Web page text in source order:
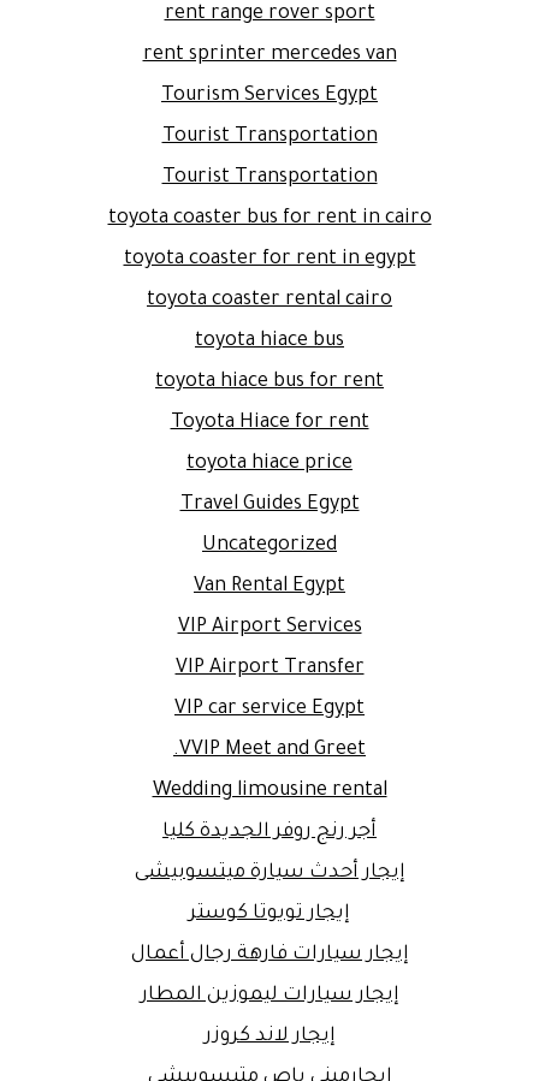
rent range rover sport
rent sprinter mercedes van
Tourism Services Egypt
Tourist Transportation
Tourist Transportation
toyota coaster bus for rent in cairo
toyota coaster for rent in egypt
toyota coaster rental cairo
toyota hiace bus
toyota hiace bus for rent
Toyota Hiace for rent
toyota hiace price
Travel Guides Egypt
Uncategorized
Van Rental Egypt
VIP Airport Services
VIP Airport Transfer
VIP car service Egypt
VVIP Meet and Greet.
Wedding limousine rental
أجر رنج روفر الجديدة كليا
إيجار أحدث سيارة ميتسوبيشى
إيجار تويوتا كوستر
إيجار سيارات فارهة رجال أعمال
إيجار سيارات ليموزين المطار
إيجار لاند كروزر